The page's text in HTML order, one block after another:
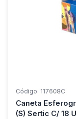
Código: 117608C
Caneta
(S) Sertic C/ 18